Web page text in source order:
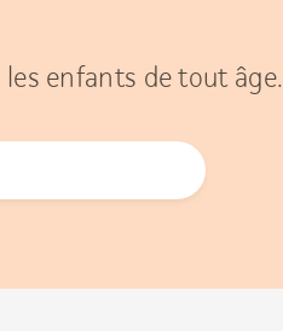
enfants de tout âge.